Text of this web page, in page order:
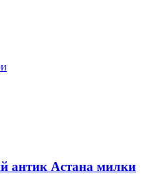
антик Астана милки